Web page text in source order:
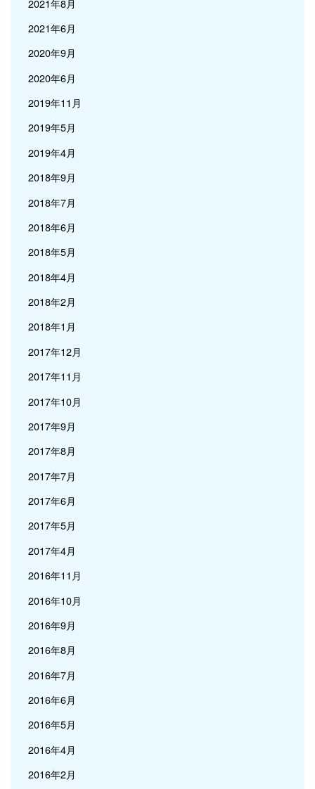
2021年6月
2020年9月
2020年6月
2019年11月
2019年5月
2019年4月
2018年9月
2018年7月
2018年6月
2018年5月
2018年4月
2018年2月
2018年1月
2017年12月
2017年11月
2017年10月
2017年9月
2017年8月
2017年7月
2017年6月
2017年5月
2017年4月
2016年11月
2016年10月
2016年9月
2016年8月
2016年7月
2016年6月
2016年5月
2016年4月
2016年2月